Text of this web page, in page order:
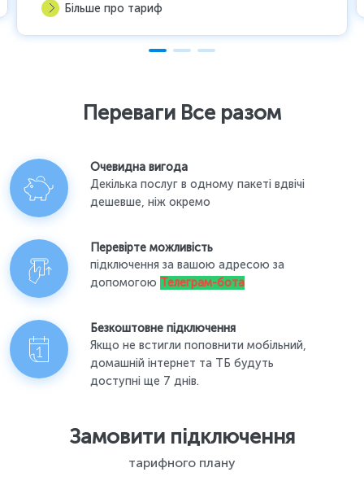
Більше про тариф
Переваги Все разом
Очевидна вигода
Декілька послуг в одному пакеті вдвічі
дешевше, ніж окремо
Перевірте можливість
підключення за вашою адресою за
допомогою Телеграм-бота
Безкоштовне підключення
Якщо не встигли поповнити мобільний,
домашній інтернет та ТБ будуть
доступні ще 7 днів.
Замовити підключення
тарифного плану